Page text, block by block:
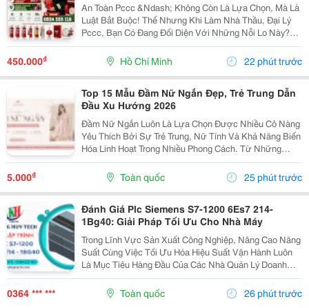
An Toàn Pccc &Ndash; Không Còn Là Lựa Chọn, Mà Là
Luật Bắt Buộc! Thế Nhưng Khi Làm Nhà Thầu, Đại Lý
Pccc, Bạn Có Đang Đối Diện Với Những Nỗi Lo Này?
Đại Lý Nhỏ: Sợ Ôm Hàng, Vốn Chôn, Rủi Ro Cao. Nhà
Thầu: Hồ Sơ Pháp Lý Không Đủ, Công Trình Chậm...
450.000₫ Hồ Chí Minh 22 phút trước
Top 15 Mẫu Đầm Nữ Ngắn Đẹp, Trẻ Trung Dẫn
Đầu Xu Hướng 2026
Đầm Nữ Ngắn Luôn Là Lựa Chọn Được Nhiều Cô Nàng
Yêu Thích Bởi Sự Trẻ Trung, Nữ Tính Và Khả Năng Biến
Hóa Linh Hoạt Trong Nhiều Phong Cách. Từ Những
Thiết Kế Babydoll Đáng Yêu, Đầm Chữ A Thanh Lịch
Đến Kiểu Trễ Vai Quyến Rũ Hay Tay Phồng Điệu Đà,
5.000₫ Toàn quốc 25 phút trước
Đánh Giá Plc Siemens S7-1200 6Es7 214-
1Bg40: Giải Pháp Tối Ưu Cho Nhà Máy
Trong Lĩnh Vực Sản Xuất Công Nghiệp, Nâng Cao Năng
Suất Cùng Việc Tối Ưu Hóa Hiệu Suất Vận Hành Luôn
Là Mục Tiêu Hàng Đầu Của Các Nhà Quản Lý Doanh
Nghiệp. Để Hỗ Trợ Các Dây Chuyền Và Hệ Thống Tự
Động Hóa Làm Việc Chính Xác, Mượt Mà Hơn, Một
Thiết Bị...
0364 *** *** Toàn quốc 26 phút trước